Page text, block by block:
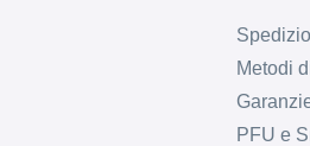
Metodi
PFU e